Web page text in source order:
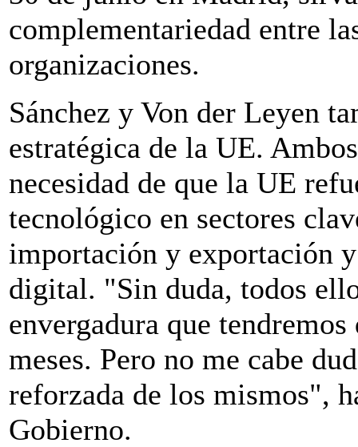
complementariedad entre
organizaciones.
Sánchez y Von der Leyen
estratégica de la UE.
necesidad de que la UE
tecnológico en sectores
importación y exportación
digital. "Sin duda, todos
envergadura que
meses. Pero no me cabe
reforzada de los mismos",
Gobierno.